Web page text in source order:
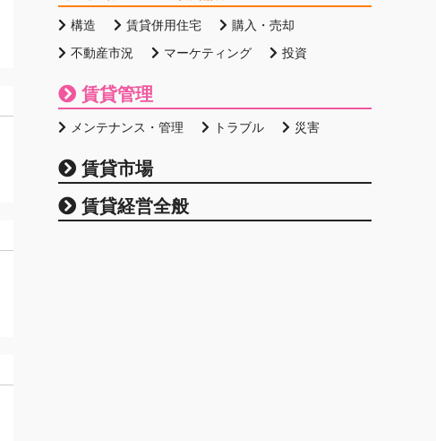
構造 賃貸併用住宅
購入・売却
不動産市況
マーケティング 投資
賃貸管理
メンテナンス・管理 トラブル 災害
賃貸市場
賃貸経営全般